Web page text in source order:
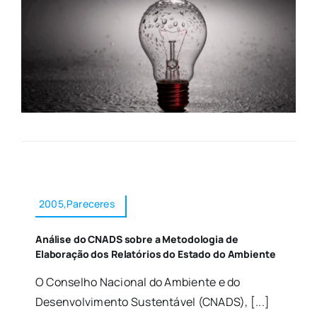
2005,Pareceres
Análise do CNADS sobre a Metodologia de
Elaboração dos Relatórios do Estado do Ambiente
O Conselho Nacional do Ambiente e do
Desenvolvimento Sustentável (CNADS), [...]